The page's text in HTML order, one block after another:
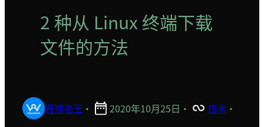
2 种从 Linux 终端下载
文件的方法
赛博老王 · 2020年10月25日 · 技术 ·